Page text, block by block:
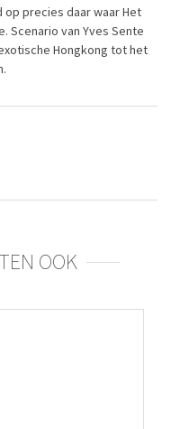
op precies daar waarHet
Scenario van Yves Sente
Hongkong tot het
.
OOK